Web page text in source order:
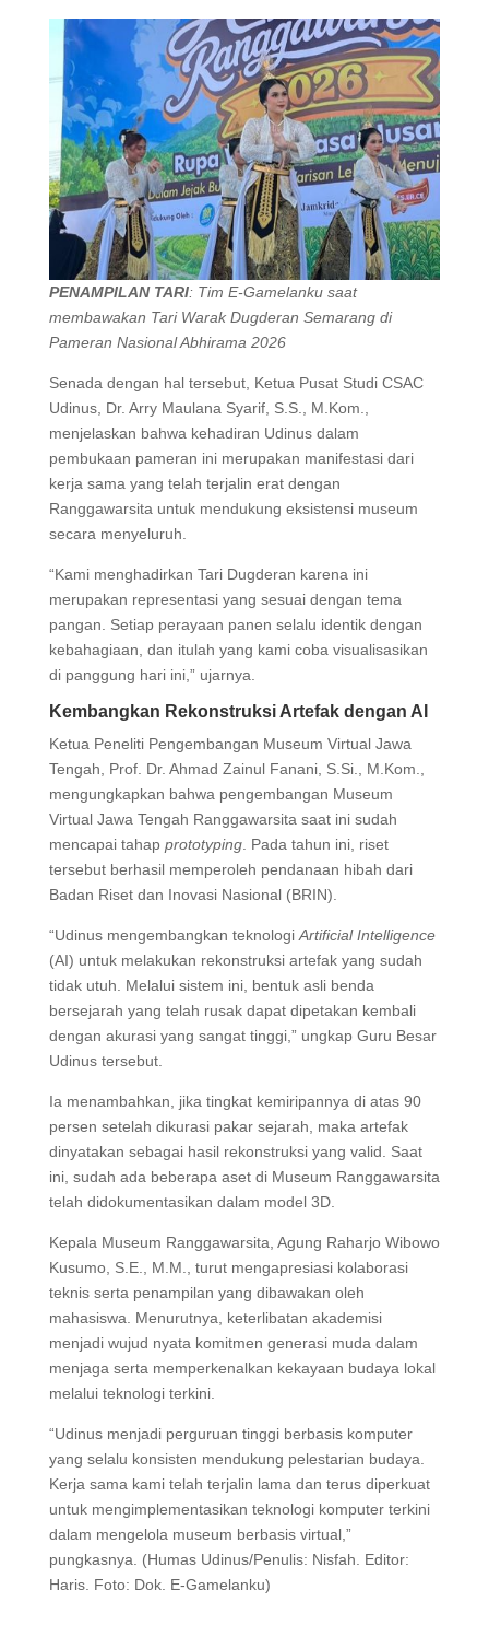
PENAMPILAN TARI: Tim E-Gamelanku saat
membawakan Tari Warak Dugderan Semarang di
Pameran Nasional Abhirama 2026
Senada dengan hal tersebut, Ketua Pusat Studi CSAC
Udinus, Dr. Arry Maulana Syarif, S.S., M.Kom.,
menjelaskan bahwa kehadiran Udinus dalam
pembukaan pameran ini merupakan manifestasi dari
kerja sama yang telah terjalin erat dengan
Ranggawarsita untuk mendukung eksistensi museum
secara menyeluruh.
“Kami menghadirkan Tari Dugderan karena ini
merupakan representasi yang sesuai dengan tema
pangan. Setiap perayaan panen selalu identik dengan
kebahagiaan, dan itulah yang kami coba visualisasikan
di panggung hari ini,” ujarnya.
Kembangkan Rekonstruksi Artefak dengan AI
Ketua Peneliti Pengembangan Museum Virtual Jawa
Tengah, Prof. Dr. Ahmad Zainul Fanani, S.Si., M.Kom.,
mengungkapkan bahwa pengembangan Museum
Virtual Jawa Tengah Ranggawarsita saat ini sudah
mencapai tahap prototyping. Pada tahun ini, riset
tersebut berhasil memperoleh pendanaan hibah dari
Badan Riset dan Inovasi Nasional (BRIN).
“Udinus mengembangkan teknologi Artificial Intelligence
(AI) untuk melakukan rekonstruksi artefak yang sudah
tidak utuh. Melalui sistem ini, bentuk asli benda
bersejarah yang telah rusak dapat dipetakan kembali
dengan akurasi yang sangat tinggi,” ungkap Guru Besar
Udinus tersebut.
Ia menambahkan, jika tingkat kemiripannya di atas 90
persen setelah dikurasi pakar sejarah, maka artefak
dinyatakan sebagai hasil rekonstruksi yang valid. Saat
ini, sudah ada beberapa aset di Museum Ranggawarsita
telah didokumentasikan dalam model 3D.
Kepala Museum Ranggawarsita, Agung Raharjo Wibowo
Kusumo, S.E., M.M., turut mengapresiasi kolaborasi
teknis serta penampilan yang dibawakan oleh
mahasiswa. Menurutnya, keterlibatan akademisi
menjadi wujud nyata komitmen generasi muda dalam
menjaga serta memperkenalkan kekayaan budaya lokal
melalui teknologi terkini.
“Udinus menjadi perguruan tinggi berbasis komputer
yang selalu konsisten mendukung pelestarian budaya.
Kerja sama kami telah terjalin lama dan terus diperkuat
untuk mengimplementasikan teknologi komputer terkini
dalam mengelola museum berbasis virtual,”
pungkasnya. (Humas Udinus/Penulis: Nisfah. Editor:
Haris. Foto: Dok. E-Gamelanku)